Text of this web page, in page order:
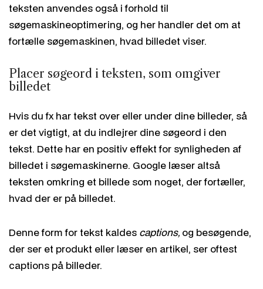
teksten anvendes også i forhold til
søgemaskineoptimering, og her handler det om at
fortælle søgemaskinen, hvad billedet viser.
Placer søgeord i teksten, som omgiver
billedet
Hvis du fx har tekst over eller under dine billeder, så
er det vigtigt, at du indlejrer dine søgeord i den
tekst. Dette har en positiv effekt for synligheden af
billedet i søgemaskinerne. Google læser altså
teksten omkring et billede som noget, der fortæller,
hvad der er på billedet.
Denne form for tekst kaldes captions, og besøgende,
der ser et produkt eller læser en artikel, ser oftest
captions på billeder.